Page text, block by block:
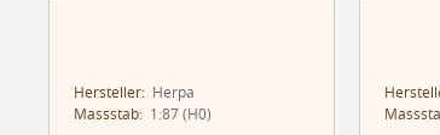
Hersteller: Herpa
Massstab: 1:87 (H0)